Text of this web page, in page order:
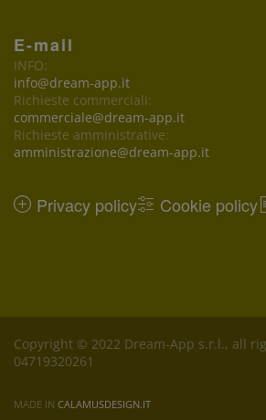
E-mail
INFO:
info@dream-app.it
Richieste commerciali:
commerciale@dream-app.it
Richieste amministrative:
amministrazione@dream-app.it
Privacy policy Cookie policy
Copyright © 2022 Dream-App s.r.l., all
04719320261
MADE IN CALAMUSDESIGN.IT